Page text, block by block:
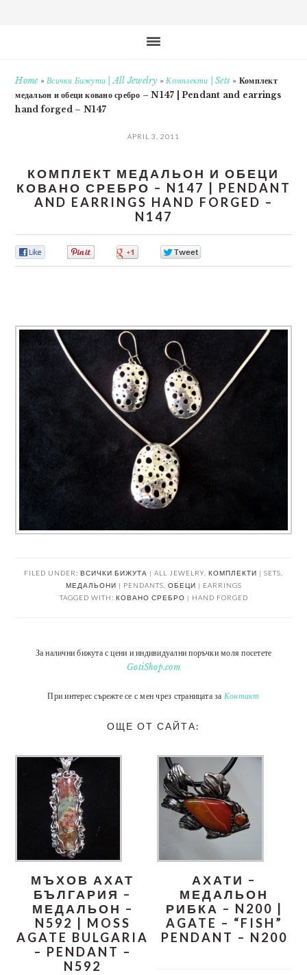
Home»Всички Бижута | All Jewelry »Комплекти | Sets » Комплект
медальон и обеци ковано сребро – N147 | Pendant and earrings
hand forged – N147
APRIL 3, 2011
КОМПЛЕКТ МЕДАЛЬОН И ОБЕЦИ
КОВАНО СРЕБРО – N147 | PENDANT
AND EARRINGS HAND FORGED –
N147
FILED UNDER: ВСИЧКИ БИЖУТА | ALL JEWELRY, КОМПЛЕКТИ | SETS,
МЕДАЛЬОНИ | PENDANTS, ОБЕЦИ | EARRINGS
TAGGED WITH: КОВАНО СРЕБРО | HAND FORGED
За налични бижута с цени и индивидуални поръчки моля посетете
GotiShop.com
При интерес сърежте се с мен чрез страницата за Контакт
ОЩЕ ОТ САЙТА:
МЪХОВ АХАТ
БЪЛГАРИЯ –
МЕДАЛЬОН –
N592 | MOSS
AGATE BULGARIA
– PENDANT –
N592
АХАТИ –
МЕДАЛЬОН
РИБКА – N200 |
AGATE – “FISH”
PENDANT – N200